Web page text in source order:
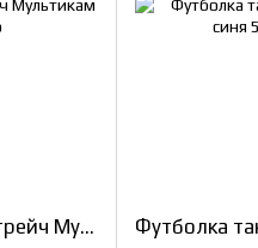
Футболка тактична джерсі стрейч Мультикам 58